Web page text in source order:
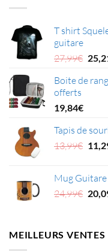
T shirt
guitare
27,99€ Le
Boite de
offerts
19,84€
Tapis de
13,99€ Le
était :
Mug Guitare
24,99€ Le
était :
MEILLEURS VENTES